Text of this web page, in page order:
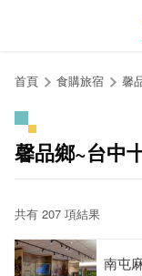
首頁 食購旅宿 馨
馨品鄉~台中
共有 207 項結果
南屯